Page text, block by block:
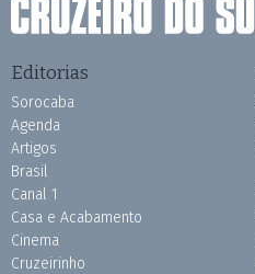
Editorias
Sorocaba
Agenda
Artigos
Brasil
Canal 1
Casa e Acabamento
Cinema
Cruzeirinho